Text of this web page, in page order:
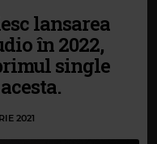
lansarea
în 2022,
single
2021